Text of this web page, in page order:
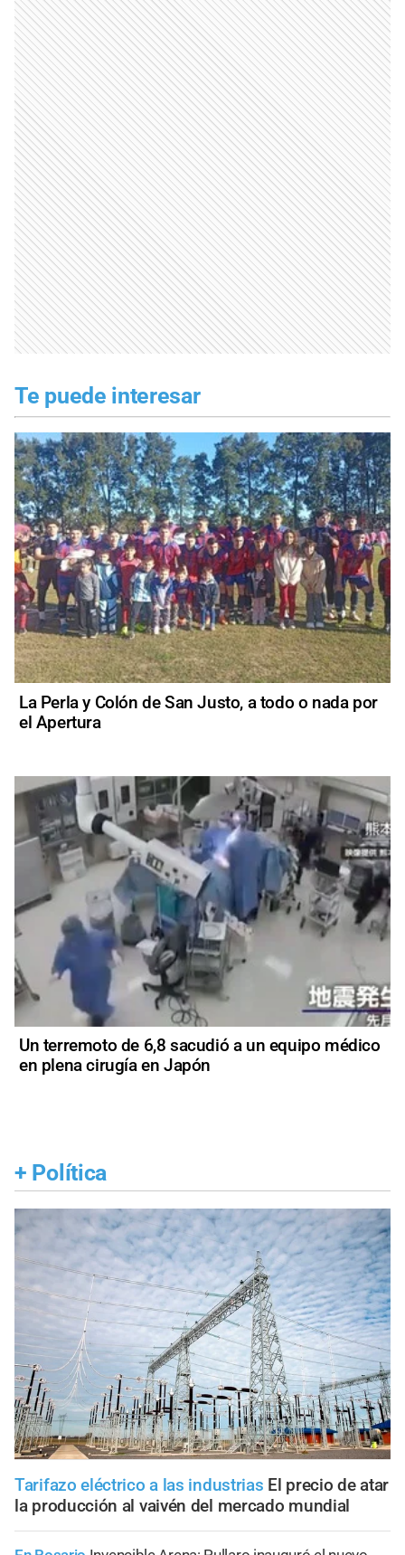
Te puede interesar
La Perla y Colón de San Justo, a todo o nada por
el Apertura
Un terremoto de 6,8 sacudió a un equipo médico
en plena cirugía en Japón
+ Política
Tarifazo eléctrico a las industrias El precio de atar
la producción al vaivén del mercado mundial